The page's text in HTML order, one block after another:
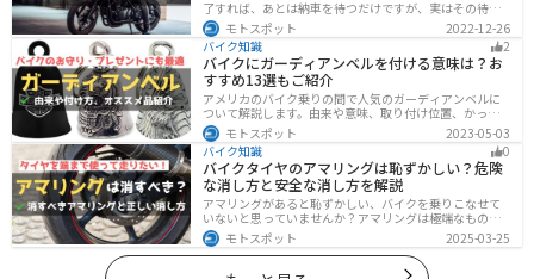
了すれば、あとは納車を待つだけですが、実はその待っ
ている間に準備しておくことはたくさんあります。納車
当日に慌てずに済むよう、しっかり確認して準備してお
きましょう。
モトスポット
2022-12-26
バイク知識
2
バイクにガーディアンベルを付ける意味は？お
すすめ13選もご紹介
アメリカのバイク乗りの間で人気のガーディアンベルに
ついて解説します。由来や意味、取り付け位置、かっこ
いいオススメのガーディアンベルも紹介します。自分用
のお守りとしてだけでなく、プレゼントとしても最適な
ので、気になっている人は参考にしてみてください。
モトスポット
2023-05-03
バイク知識
0
バイクタイヤのアマリングは恥ずかしい？危険
な消し方と安全な消し方を解説
アマリングがあると恥ずかしい、バイクを乗りこなせて
いないと思っていませんか？アマリングは極端なもので
なければ全く問題ありません。しかし、気になるという
方がいるのも事実です。この記事では消した方がいいア
マリングや消し方を解説します。
モトスポット 2025-03-25